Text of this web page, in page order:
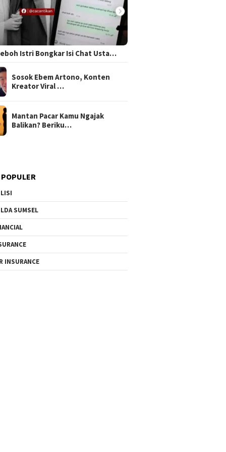
Istri Bongkar Isi Chat Usta…
Sosok Ebem Artono, Konten
Kreator Viral …
Mantan Pacar Kamu Ngajak
Balikan? Beriku…
SUMSEL
INSURANCE